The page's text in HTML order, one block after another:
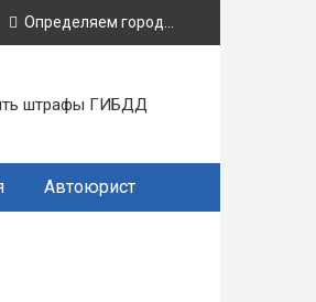
Определяем город...
штрафы ГИБДД
Автоюрист